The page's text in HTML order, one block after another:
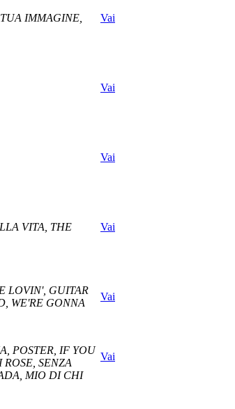
IMMAGINE,
Vai
Vai
Vai
VITA, THE
Vai
LOVIN', GUITAR
WE'RE GONNA
Vai
POSTER, IF YOU
SENZA
MIO DI CHI
Vai